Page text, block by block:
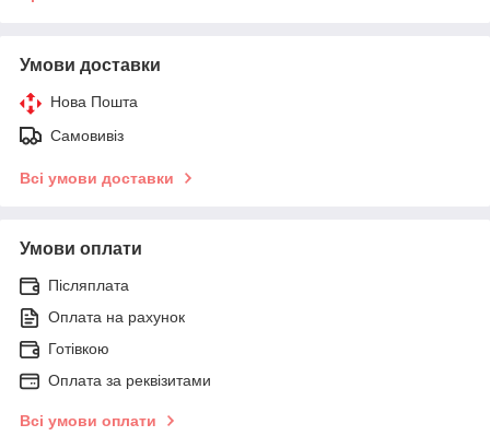
Умови доставки
Нова Пошта
Самовивіз
Всі умови доставки
Умови оплати
Післяплата
Оплата на рахунок
Готівкою
Оплата за реквізитами
Всі умови оплати